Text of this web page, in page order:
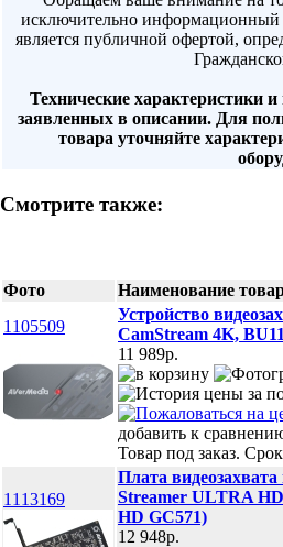
исключительно информационный
является публичной офертой,
Технические характеристики
заявленных в описании. Для
товара уточняйте
Смотрите также:
Фото
Наименование
1105509
Устройство
CamStream 4K,
11 989p.
добавить к
Товар под заказ.
1113169
Плата
Streamer ULTRA
HD GC571)
12 948p.